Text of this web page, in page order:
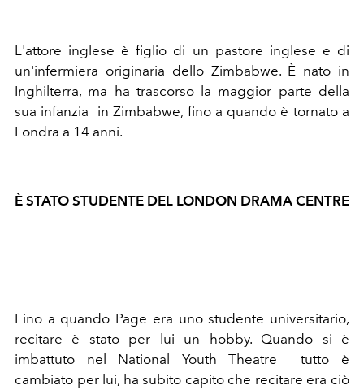
L'attore inglese è figlio di un pastore inglese e di
un'infermiera originaria dello Zimbabwe. È nato in
Inghilterra, ma ha trascorso la maggior parte della
sua infanzia in Zimbabwe, fino a quando è tornato a
Londra a 14 anni.
È STATO STUDENTE DEL LONDON DRAMA CENTRE
Fino a quando Page era uno studente universitario,
recitare è stato per lui un hobby. Quando si è
imbattuto nel National Youth Theatre tutto è
cambiato per lui, ha subito capito che recitare era ciò